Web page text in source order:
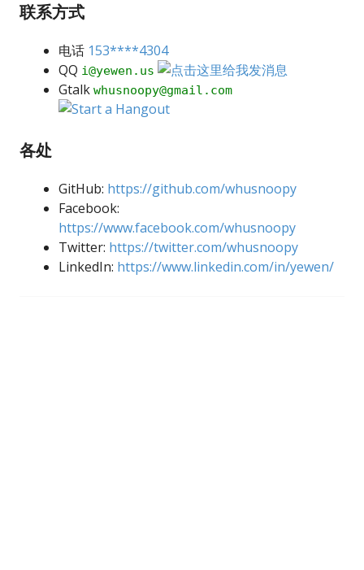
联系方式
电话 153****4304
QQ i@yewen.us
Gtalk whusnoopy@gmail.com
各处
GitHub: https://github.com/whusnoopy
Facebook:
https://www.facebook.com/whusnoopy
Twitter: https://twitter.com/whusnoopy
LinkedIn: https://www.linkedin.com/in/yewen/